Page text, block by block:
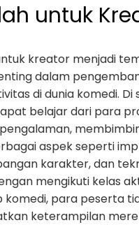
untuk
kreator menjadi
dalam
di dunia komedi. Di
belajar dari para
aspek seperti
karakter, dan
mengikuti kelas
komedi, para peserta
keterampilan